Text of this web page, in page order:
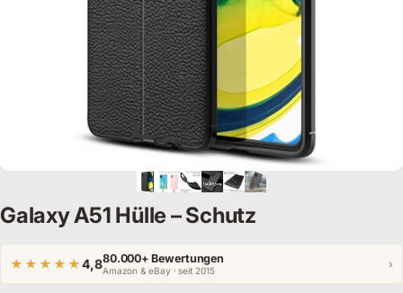
Galaxy A51 Hülle – Schutz
★★★★★4,880.000+ Bewertungen
Amazon & eBay · seit 2015 ›